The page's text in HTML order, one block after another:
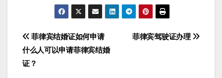
文
章
菲律宾驾驶证办理
菲律宾结婚证如何申请
什么人可以申请菲律宾结婚
证？